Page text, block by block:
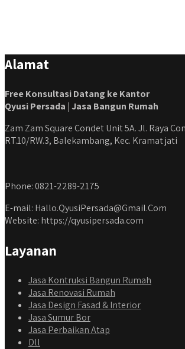
Alamat
Free Konsultasi Datang ke Kantor
Qyusi Persada | Jasa Bangun Rumah
Zam Zam Square Condet Unit 5A. Jl. Raya
RT.10/RW.3, Balekambang, Kec. Kramat jati
Phone: 0821-2289-2175
E-mail: Hallo.QyusiPersada@Gmail.Com
Website: https://qyusipersada.com
Layanan
Jasa Kontruksi Bangun Rumah
Jasa Renovasi Rumah
Jasa Design Fasad & Interior
Jasa Sumur Bor
Jasa Perbaikan Atap
Dll